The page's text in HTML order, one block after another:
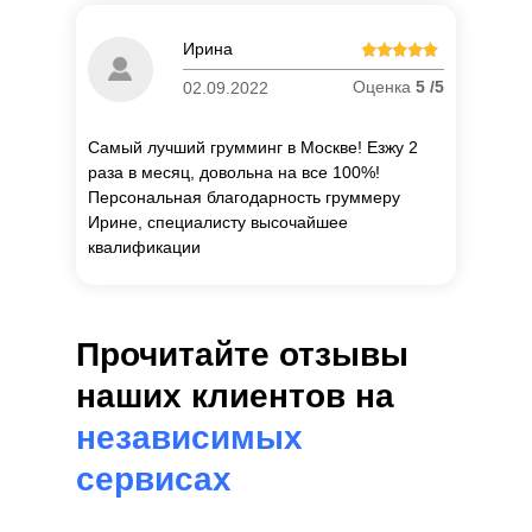
Ирина
02.09.2022 Оценка 5 /5
Самый лучший грумминг в Москве! Езжу 2
раза в месяц, довольна на все 100%!
Персональная благодарность груммеру
Ирине, специалисту высочайшее
квалификации
Прочитайте отзывы
наших клиентов на
независимых
сервисах